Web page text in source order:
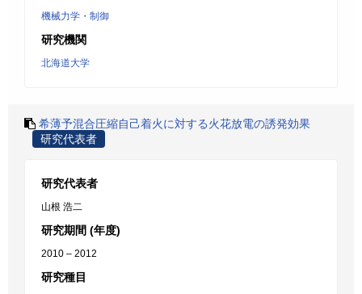
機械力学・制御
研究機関
北海道大学
希薄予混合圧縮自己着火に対する火花放電の誘発効果
研究代表者
研究代表者
山根 浩二
研究期間 (年度)
2010 – 2012
研究種目